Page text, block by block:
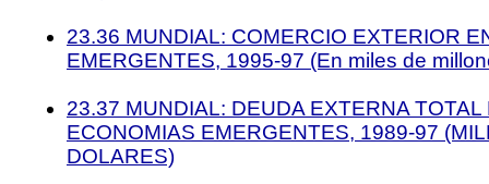
23.36 MUNDIAL: COMERCIO EXTERIOR
EMERGENTES, 1995-97 (En miles de
23.37 MUNDIAL: DEUDA EXTERNA TOTAL
ECONOMIAS EMERGENTES, 1989-97
DOLARES)